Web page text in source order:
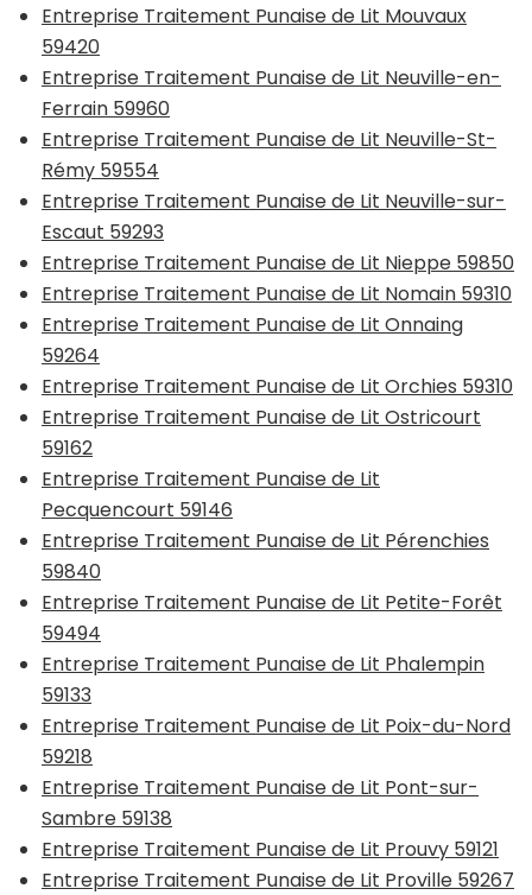
Entreprise Traitement Punaise de Lit Mouvaux
59420
Entreprise Traitement Punaise de Lit Neuville-en-
Ferrain 59960
Entreprise Traitement Punaise de Lit Neuville-St-
Rémy 59554
Entreprise Traitement Punaise de Lit Neuville-sur-
Escaut 59293
Entreprise Traitement Punaise de Lit Nieppe 59850
Entreprise Traitement Punaise de Lit Nomain 59310
Entreprise Traitement Punaise de Lit Onnaing
59264
Entreprise Traitement Punaise de Lit Orchies 59310
Entreprise Traitement Punaise de Lit Ostricourt
59162
Entreprise Traitement Punaise de Lit
Pecquencourt 59146
Entreprise Traitement Punaise de Lit Pérenchies
59840
Entreprise Traitement Punaise de Lit Petite-Forêt
59494
Entreprise Traitement Punaise de Lit Phalempin
59133
Entreprise Traitement Punaise de Lit Poix-du-Nord
59218
Entreprise Traitement Punaise de Lit Pont-sur-
Sambre 59138
Entreprise Traitement Punaise de Lit Prouvy 59121
Entreprise Traitement Punaise de Lit Proville 59267